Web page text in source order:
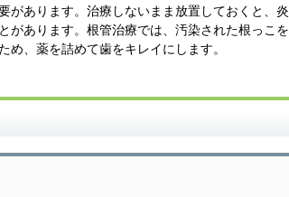
があります。治療しないまま放置しておくと、炎
があります。根管治療では、汚染された根っこを
、薬を詰めて歯をキレイにします。